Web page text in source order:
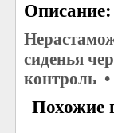
Описание:
сиденья
контроль
Похожие